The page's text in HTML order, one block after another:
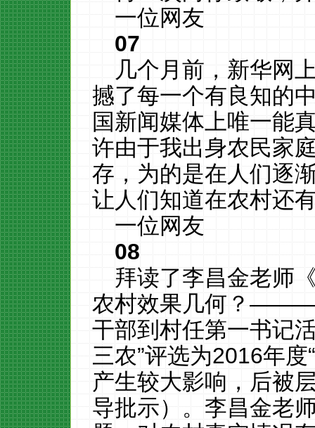
一位网友
07
几个月前，新华网
撼了每一个有良知的
国新闻媒体上唯一能
许由于我出身农民家
存，为的是在人们逐
让人们知道在农村还
一位网友
08
拜读了李昌金老师
农村效果几何？―――
干部到村任第一书记
三农”评选为2016年
产生较大影响，后被
导批示）。李昌金老